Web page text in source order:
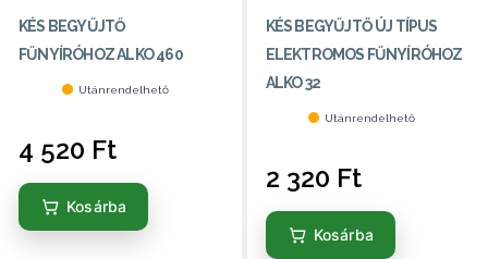
KÉS BEGYŰJTŐ
FŰNYÍRÓHOZ ALKO 460
Utánrendelhető
4 520 Ft
Kosárba
KÉS BEGYŰJTŐ ÚJ TÍPUS
ELEKTROMOS FŰNYÍRÓHOZ
ALKO 32
Utánrendelhető
2 320 Ft
Kosárba